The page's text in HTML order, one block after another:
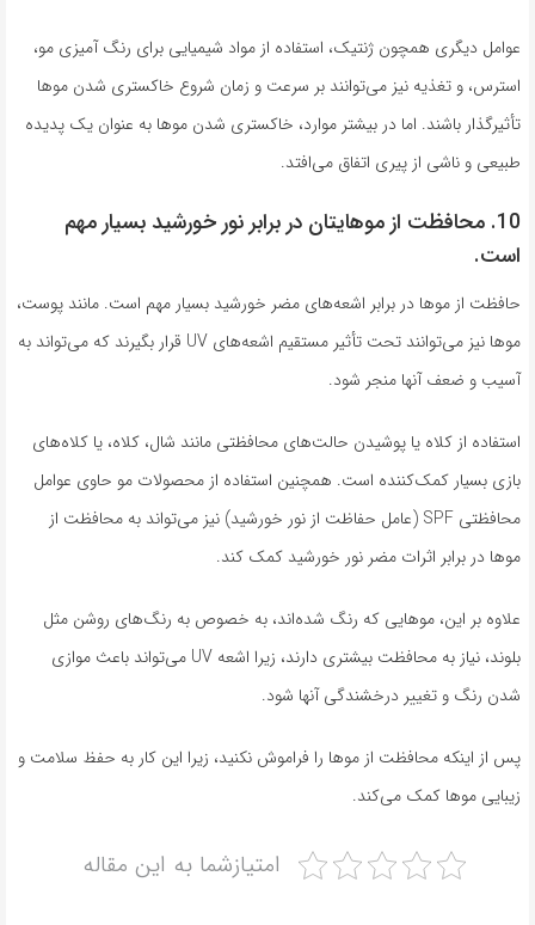
عوامل دیگری همچون ژنتیک، استفاده از مواد شیمیایی برای رنگ آمیزی مو،
استرس، و تغذیه نیز می‌توانند بر سرعت و زمان شروع خاکستری شدن موها
تأثیرگذار باشند. اما در بیشتر موارد، خاکستری شدن موها به عنوان یک پدیده
طبیعی و ناشی از پیری اتفاق می‌افتد.
10. محافظت از موهایتان در برابر نور خورشید بسیار مهم
است.
حافظت از موها در برابر اشعه‌های مضر خورشید بسیار مهم است. مانند پوست،
موها نیز می‌توانند تحت تأثیر مستقیم اشعه‌های UV قرار بگیرند که می‌تواند به
آسیب و ضعف آنها منجر شود.
استفاده از کلاه یا پوشیدن حالت‌های محافظتی مانند شال، کلاه، یا کلاه‌های
بازی بسیار کمک‌کننده است. همچنین استفاده از محصولات مو حاوی عوامل
محافظتی SPF (عامل حفاظت از نور خورشید) نیز می‌تواند به محافظت از
موها در برابر اثرات مضر نور خورشید کمک کند.
علاوه بر این، موهایی که رنگ شده‌اند، به خصوص به رنگ‌های روشن مثل
بلوند، نیاز به محافظت بیشتری دارند، زیرا اشعه UV می‌تواند باعث موازی
شدن رنگ و تغییر درخشندگی آنها شود.
پس از اینکه محافظت از موها را فراموش نکنید، زیرا این کار به حفظ سلامت و
زیبایی موها کمک می‌کند.
امتیازشما به این مقاله